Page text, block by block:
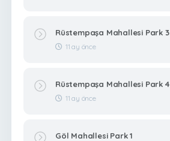
Rüstempaşa Mahallesi Park 3
11 ay önce
Rüstempaşa Mahallesi Park 4
11 ay önce
Göl Mahallesi Park 1